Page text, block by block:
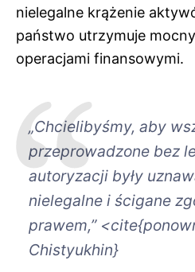
nielegalne krążenie
państwo utrzymuje
operacjami finansowymi.
„Chcielibyśmy, aby
przeprowadzone bez
autoryzacji były
nielegalne i ścigane
prawem,”
Chistyukhin}